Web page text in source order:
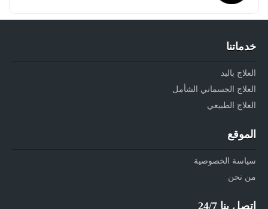
خدماتنا
العلاج باليد
العلاج الجسماني الشأمل
العلاج الطبيعي
الموقع
سياسة الخصوصية
من نحن
اتصل بنا 24/7